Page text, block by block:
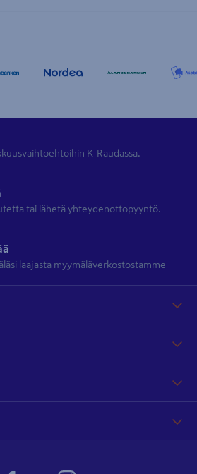
K-Raudassa.
tai lähetä yhteydenottopyyntö.
laajasta myymäläverkostostamme